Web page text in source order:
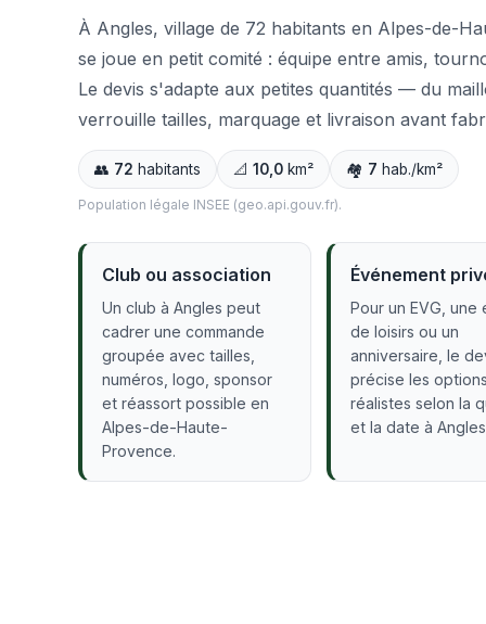
À Angles, village de 72 habitants en Alpes-de-
se joue en petit comité : équipe entre amis,
Le devis s'adapte aux petites quantités — du
verrouille tailles, marquage et livraison avant
👥 72 habitants 📐 10,0 km² 🏘️ 7 hab./km²
Population légale INSEE (geo.api.gouv.fr).
Club ou association
Un club à Angles peut
cadrer une commande
groupée avec tailles,
numéros, logo, sponsor
et réassort possible en
Alpes-de-Haute-
Provence.
Événement
Pour un EVG, une
de loisirs ou un
anniversaire, le
précise les
réalistes selon la
et la date à